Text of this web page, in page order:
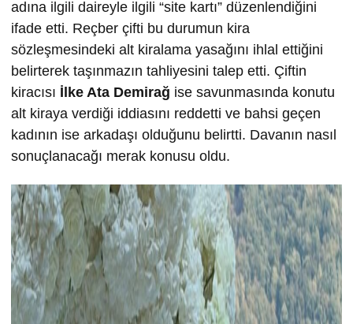
adına ilgili daireyle ilgili “site kartı” düzenlendiğini
ifade etti. Reçber çifti bu durumun kira
sözleşmesindeki alt kiralama yasağını ihlal ettiğini
belirterek taşınmazın tahliyesini talep etti. Çiftin
kiracısı İlke Ata Demirağ ise savunmasında konutu
alt kiraya verdiği iddiasını reddetti ve bahsi geçen
kadının ise arkadaşı olduğunu belirtti. Davanın nasıl
sonuçlanacağı merak konusu oldu.